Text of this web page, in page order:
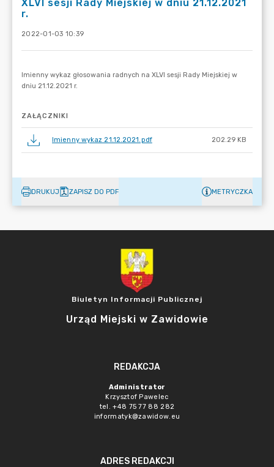
XLVI sesji Rady Miejskiej w dniu 21.12.2021
r.
2022-01-03 10:39
ZAŁĄCZNIKI
Imienny wykaz 21.12.2021.pdf 202.29 KB
DRUKUJ ZAPISZ DO PDF METRYCZKA
Biuletyn Informacji Publicznej
Urząd Miejski w Zawidowie
REDAKCJA
Administrator
Krzysztof Pawelec
tel. +48 75 77 88 282
informatyk@zawidow.eu
ADRES REDAKCJI